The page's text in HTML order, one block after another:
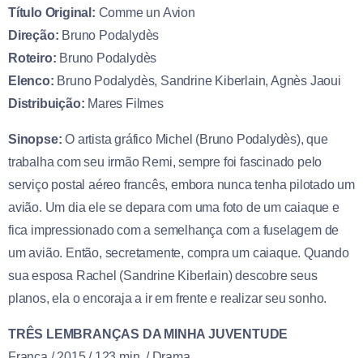
Título Original: Comme un Avion
Direção: Bruno Podalydès
Roteiro: Bruno Podalydès
Elenco: Bruno Podalydès, Sandrine Kiberlain, Agnès Jaoui
Distribuição: Mares Filmes
Sinopse: O artista gráfico Michel (Bruno Podalydès), que
trabalha com seu irmão Remi, sempre foi fascinado pelo
serviço postal aéreo francês, embora nunca tenha pilotado um
avião. Um dia ele se depara com uma foto de um caiaque e
fica impressionado com a semelhança com a fuselagem de
um avião. Então, secretamente, compra um caiaque. Quando
sua esposa Rachel (Sandrine Kiberlain) descobre seus
planos, ela o encoraja a ir em frente e realizar seu sonho.
TRÊS LEMBRANÇAS DA MINHA JUVENTUDE